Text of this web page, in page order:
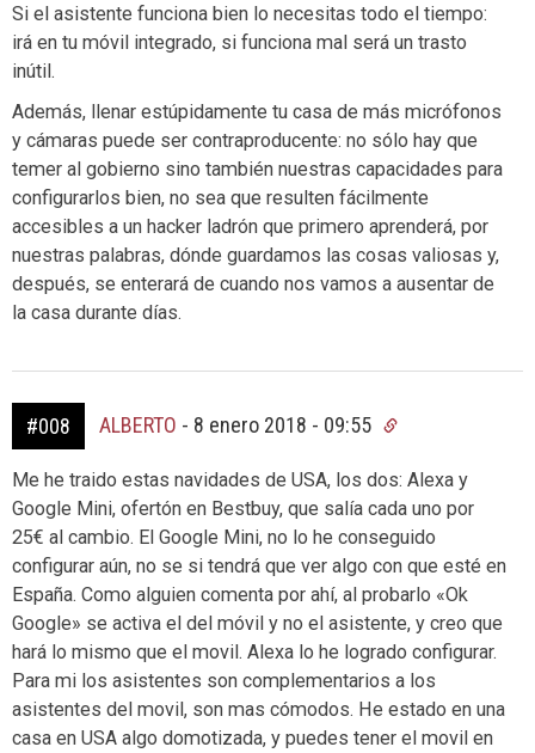
Si el asistente funciona bien lo necesitas todo el tiempo:
irá en tu móvil integrado, si funciona mal será un trasto
inútil.
Además, llenar estúpidamente tu casa de más micrófonos
y cámaras puede ser contraproducente: no sólo hay que
temer al gobierno sino también nuestras capacidades para
configurarlos bien, no sea que resulten fácilmente
accesibles a un hacker ladrón que primero aprenderá, por
nuestras palabras, dónde guardamos las cosas valiosas y,
después, se enterará de cuando nos vamos a ausentar de
la casa durante días.
#008 ALBERTO - 8 enero 2018 - 09:55
Me he traido estas navidades de USA, los dos: Alexa y
Google Mini, ofertón en Bestbuy, que salía cada uno por
25€ al cambio. El Google Mini, no lo he conseguido
configurar aún, no se si tendrá que ver algo con que esté en
España. Como alguien comenta por ahí, al probarlo «Ok
Google» se activa el del móvil y no el asistente, y creo que
hará lo mismo que el movil. Alexa lo he logrado configurar.
Para mi los asistentes son complementarios a los
asistentes del movil, son mas cómodos. He estado en una
casa en USA algo domotizada, y puedes tener el movil en